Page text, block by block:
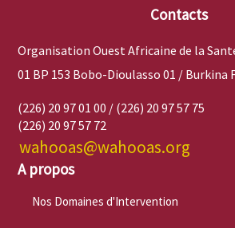
Contacts
Organisation Ouest Africaine de la
01 BP 153 Bobo-Dioulasso 01 / Burkina
(226) 20 97 01 00 / (226) 20 97 57 75
(226) 20 97 57 72
wahooas@wahooas.org
A propos
Nos Domaines d'Intervention